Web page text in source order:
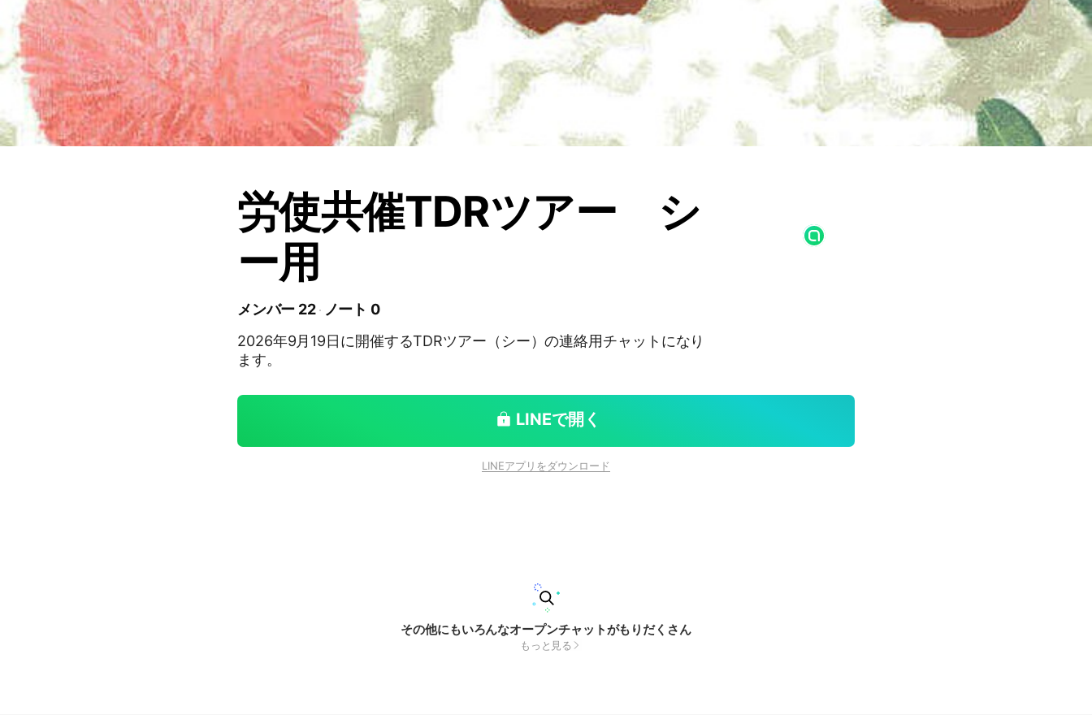
労使共催TDRツアー シ
ー用
メンバー 22
ノート 0
2026年9月19日に開催するTDRツアー（シー）の連絡用チャットになり
ます。
LINEで開く
LINEアプリをダウンロード
その他にもいろんなオープンチャットがもりだくさん
もっと見る